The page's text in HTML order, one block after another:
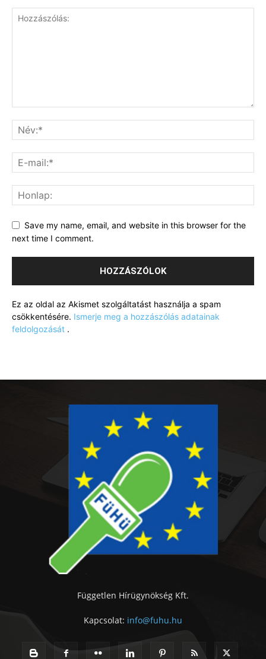
Save my name, email, and website in this browser for the
next time I comment.
Ez az oldal az Akismet szolgáltatást használja a spam
csökkentésére. Ismerje meg a hozzászólás adatainak
feldolgozását .
Független Hírügynökség Kft.
Kapcsolat: info@fuhu.hu